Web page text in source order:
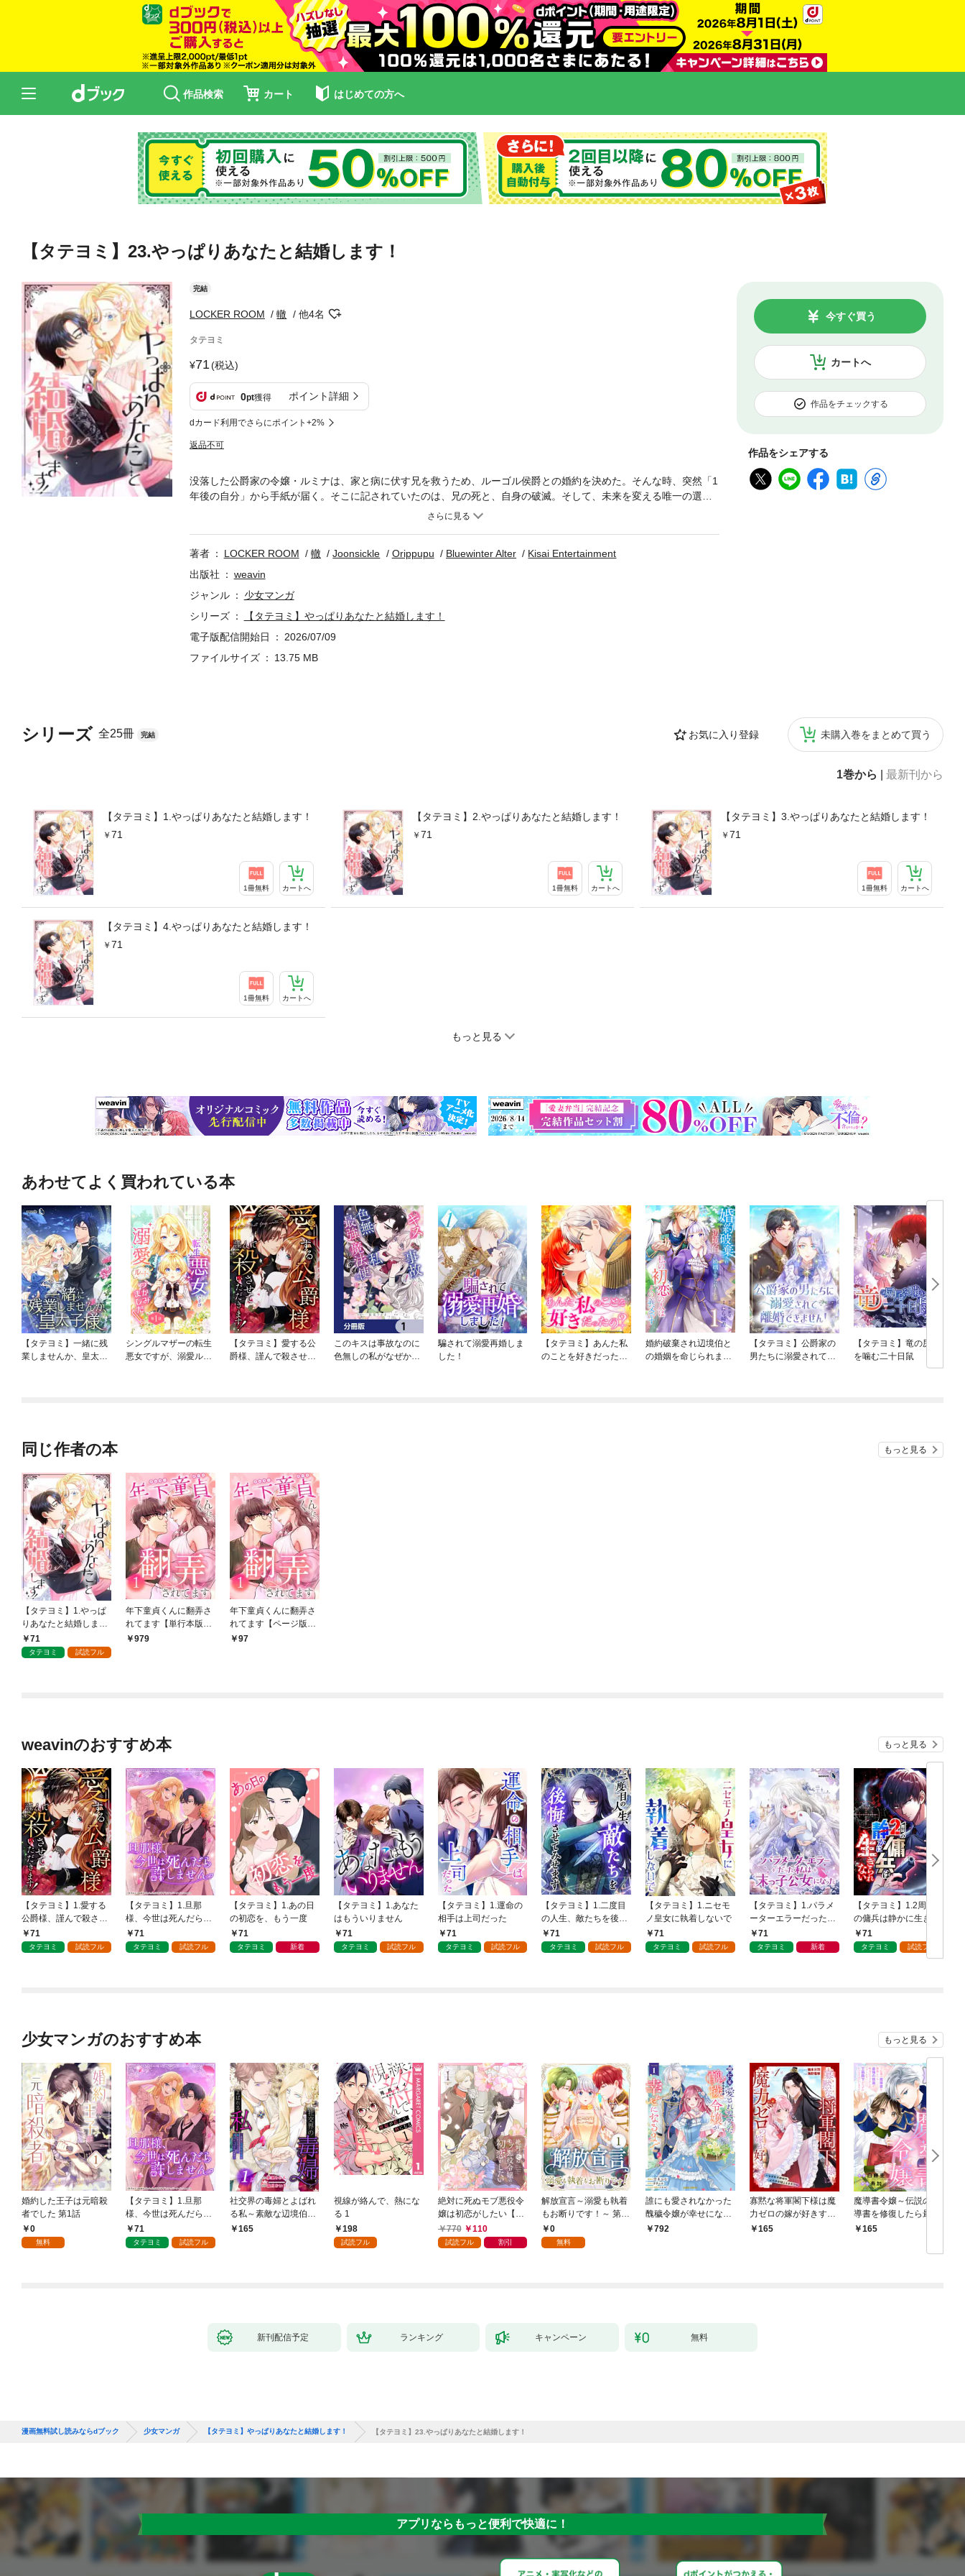
作品検索 カート はじめての方へ
【タテヨミ】23.やっぱりあなたと結婚します！
完結
LOCKER ROOM 轍 他4名
タテヨミ
71(税込)
0pt獲得 ポイント詳細
dカード利用でさらにポイント+2%
返品不可
カートへ
今すぐ買う
作品をチェックする
作品をシェアする
シリーズ 全25冊 完結 お気に入り登録 未購入巻をまとめて買う
1巻から 最新刊から
【タテヨミ】1.やっぱりあなたと結婚します！
71
1冊無料 カートへ
【タテヨミ】2.やっぱりあなたと結婚します！
71
1冊無料 カートへ
【タテヨミ】3.やっぱりあなたと結婚します！
71
1冊無料 カートへ
【タテヨミ】4.やっぱりあなたと結婚します！
71
1冊無料 カートへ
もっと見る
没落した公爵家の令嬢・ルミナは、家と病に伏す兄を救うため、ルーゴル侯爵との婚約を決めた。そんな時、突然「1
年後の自分」から手紙が届く。そこに記されていたのは、兄の死と、自身の破滅。そして、未来を変える唯一の選択
肢は――婚姻の申込みで“選ばなかった方”の冷血公爵・リアンとの結婚だという。ルミナは覚悟を決め、彼のもとへ向
著者 LOCKER ROOM 轍 Joonsickle Orippupu Bluewinter Alter
Kisai Entertainment
出版社
weavin
ジャンル
少女マンガ
シリーズ
【タテヨミ】やっぱりあなたと結婚します！
電子版配信開始日
2026/07/09
ファイルサイズ
13.75 MB
あわせてよく買われている本
【タテヨミ】一緒に残
業しませんか、皇太子
シングルマザーの転生
悪女ですが、溺愛ルー
【タテヨミ】愛する公
爵様、謹んで殺させて
このキスは事故なのに
色無しの私がなぜか最
騙されて溺愛再婚しま
した！
【タテヨミ】あんた私
のことを好きだった
婚約破棄され辺境伯と
の婚姻を命じられまし
【タテヨミ】公爵家の
男たちに溺愛されて離
【タテヨミ】竜の尻尾
を噛む二十日鼠
同じ作者の本 もっと見る
【タテヨミ】1.やっぱ
りあなたと結婚しま
す！
71
タテヨミ 試読フル
年下童貞くんに翻弄さ
れてます【単行本版】
1巻979
年下童貞くんに翻弄さ
れてます【ページ版】
1巻97
weavinのおすすめ本 もっと見る
【タテヨミ】1.愛する
公爵様、謹んで殺させ
ていただきます！
71
タテヨミ 試読フル
【タテヨミ】1.旦那
様、今世は死んだら許
しません
71
タテヨミ 試読フル
【タテヨミ】1.あの日
の初恋を、もう一度
71
タテヨミ 新着
【タテヨミ】1.あなた
はもういりません
71
タテヨミ 試読フル
【タテヨミ】1.運命の
相手は上司だった
71
タテヨミ 試読フル
【タテヨミ】1.二度目
の人生、敵たちを後悔
させてみせます
71
タテヨミ 試読フル
【タテヨミ】1.ニセモ
ノ皇女に執着しないで
71
タテヨミ 試読フル
【タテヨミ】1.パラメ
ーターエラーだった私
は末っ子公女になった
71
タテヨミ 新着
【タテヨミ】1.2周目
の傭兵は静かに生きら
れない
71
タテヨミ 試読フル
少女マンガのおすすめ本 もっと見る
婚約した王子は元暗殺
者でした 第1話
0
無料
【タテヨミ】1.旦那
様、今世は死んだら許
しません
71
タテヨミ 試読フル
社交界の毒婦とよばれ
る私～素敵な辺境伯令
息に腕を折られたの
165
視線が絡んで、熱にな
る 1
198
試読フル
絶対に死ぬモブ悪役令
嬢は初恋がしたい【単
行本版】 1巻
770 110
試読フル 割引
解放宣言～溺愛も執着
もお断りです！～ 第1
話0
無料
誰にも愛されなかった
醜穢令嬢が幸せになる
まで 1
792
寡黙な将軍閣下様は魔
力ゼロの嫁が好きすぎ
る～なぜか旦那様の心
165
魔導書令嬢～伝説の魔
導書を修復したら最強
の精霊が味方になりま
下がなぜかいつもそば
165
新刊配信予定 ランキング キャンペーン 無料
漫画無料試し読みならdブック 少女マンガ 【タテヨミ】やっぱりあなたと結婚します！ 【タテヨミ】23.やっぱりあなたと結婚します！
アプリならもっと便利で快適に！